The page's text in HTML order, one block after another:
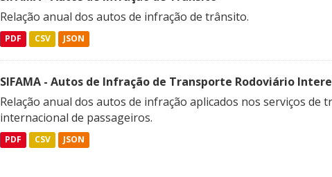
Relação anual dos autos de infração de trânsito.
PDF CSV JSON
SIFAMA - Autos de Infração de Transporte Rodoviário
Relação anual dos autos de infração aplicados nos serviços
internacional de passageiros.
PDF CSV JSON